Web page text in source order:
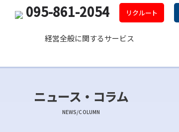
095-861-2054 リクルート
経営全般に関するサービス
ニュース・コラム
NEWS/COLUMN